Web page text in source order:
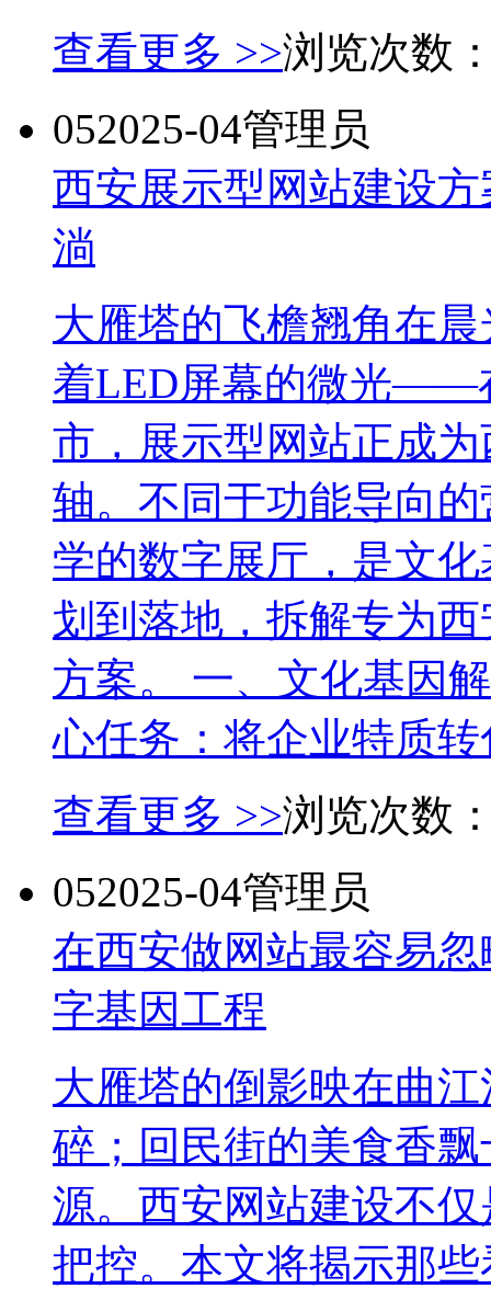
查看更多 >>浏览次数
052025-04管理员
西安展示型网站建设
淌
大雁塔的飞檐翘角在
着LED屏幕的微光——
市，展示型网站正成
轴。不同于功能导向
学的数字展厅，是文
划到落地，拆解专为
方案。 一、文化基因
心任务：将企业特质
查看更多 >>浏览次数
052025-04管理员
在西安做网站最容易
字基因工程
大雁塔的倒影映在曲
碎；回民街的美食香
源。西安网站建设不
把控。本文将揭示那